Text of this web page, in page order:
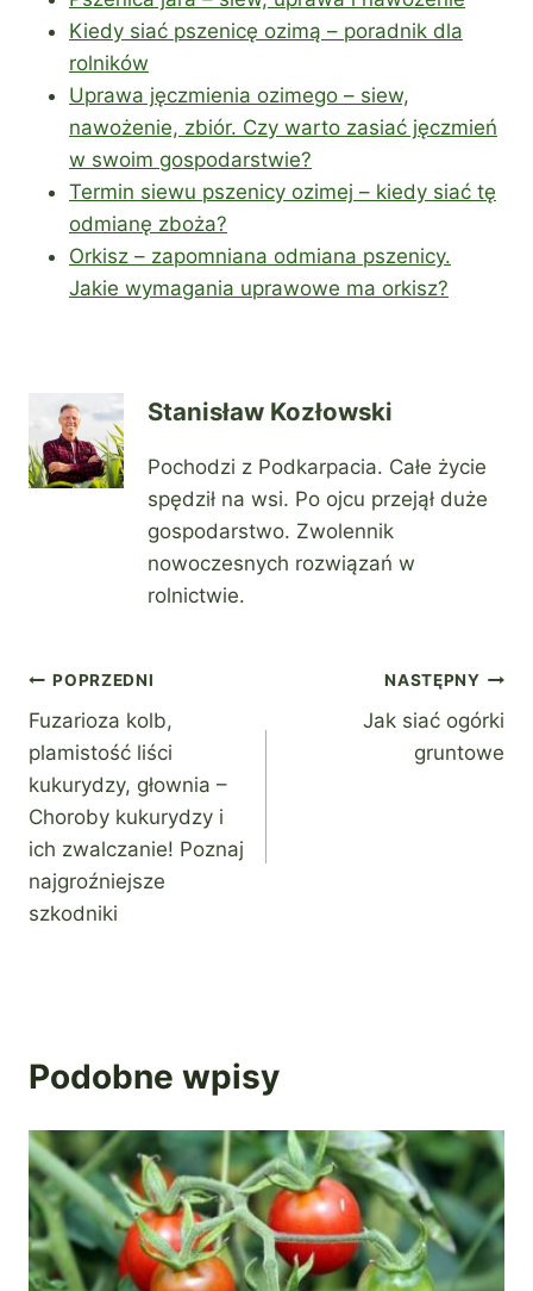
Kiedy siać pszenicę ozimą – poradnik dla
rolników
Uprawa jęczmienia ozimego – siew,
nawożenie, zbiór. Czy warto zasiać jęczmień
w swoim gospodarstwie?
Termin siewu pszenicy ozimej – kiedy siać tę
odmianę zboża?
Orkisz – zapomniana odmiana pszenicy.
Jakie wymagania uprawowe ma orkisz?
Stanisław Kozłowski
Pochodzi z Podkarpacia. Całe życie
spędził na wsi. Po ojcu przejął duże
gospodarstwo. Zwolennik
nowoczesnych rozwiązań w
rolnictwie.
Nawigacja
wpisu
POPRZEDNI
Fuzarioza kolb,
plamistość liści
kukurydzy, głownia –
Choroby kukurydzy i
ich zwalczanie! Poznaj
najgroźniejsze
szkodniki
NASTĘPNY
Jak siać ogórki
gruntowe
Podobne wpisy